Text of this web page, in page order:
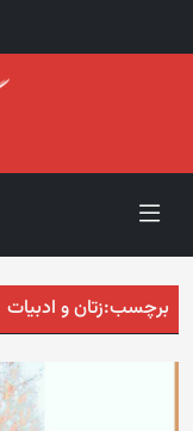
برچسب:زتان و ادبیات